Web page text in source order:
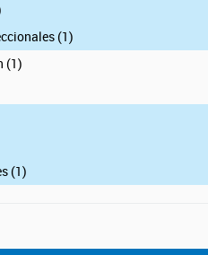
(1)
(1)
(1)